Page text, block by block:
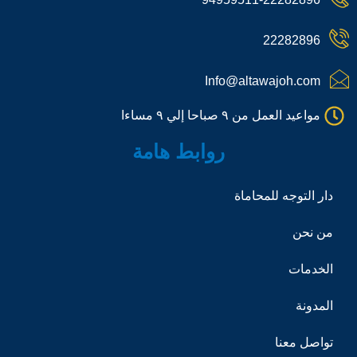
o
e
-
a
l
1
a
22282896
Info@altawajoh.com
مواعيد العمل من ٩ صباحا إلي ٩ مساءا
روابط هامة
دار التوجه للمحاماة
من نحن
الخدمات
المدونة
تواصل معنا